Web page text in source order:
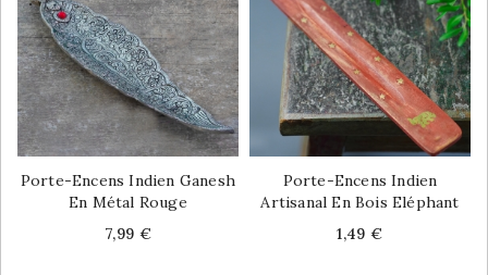
Porte-Encens Indien Ganesh
En Métal Rouge
Price
7,99 €
Porte-Encens Indien
Artisanal En Bois Eléphant
Price
1,49 €